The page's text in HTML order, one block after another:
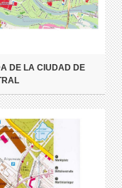
DE LA CIUDAD DE